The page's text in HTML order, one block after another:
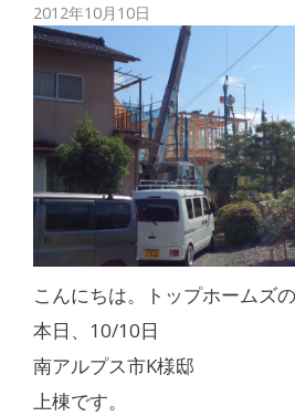
2012年10月10日
こんにちは。トップホームズの
本日、10/10日
南アルプス市K様邸
上棟です。